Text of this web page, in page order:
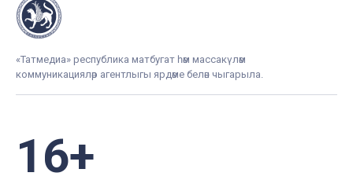
«Татмедиа» республика матбугат һәм массакүләм
коммуникацияләр агентлыгы ярдәме белән чыгарыла.
16+